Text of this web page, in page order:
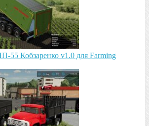
55 Кобзарeнко v1.0 для Farming